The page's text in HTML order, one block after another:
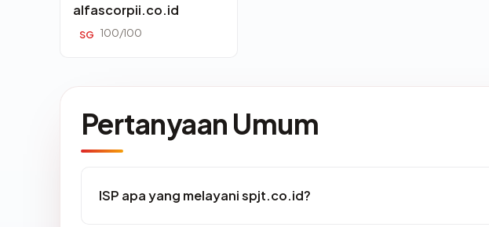
alfascorpii.co.id
SG 100/100
Pertanyaan Umum
ISP apa yang melayani spjt.co.id?